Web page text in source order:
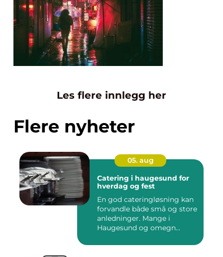
Les flere innlegg her
Flere nyheter
05. aug
Catering i haugesund for
hverdag og fest
En god cateringløsning kan
forvandle både små og store
anledninger. Mange i
Haugesund og omegn